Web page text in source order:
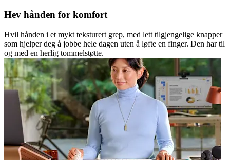
Hev hånden for komfort
Hvil hånden i et mykt teksturert grep, med lett tilgjengelige knapper
som hjelper deg å jobbe hele dagen uten å løfte en finger. Den har til
og med en herlig tommelstøtte.